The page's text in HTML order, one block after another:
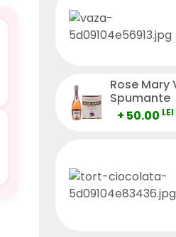
Rose Mary
Spumante
+ 50.00 LEI